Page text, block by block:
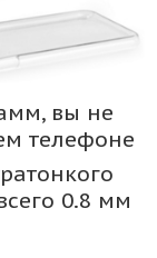
вы не
телефоне
0.8 мм